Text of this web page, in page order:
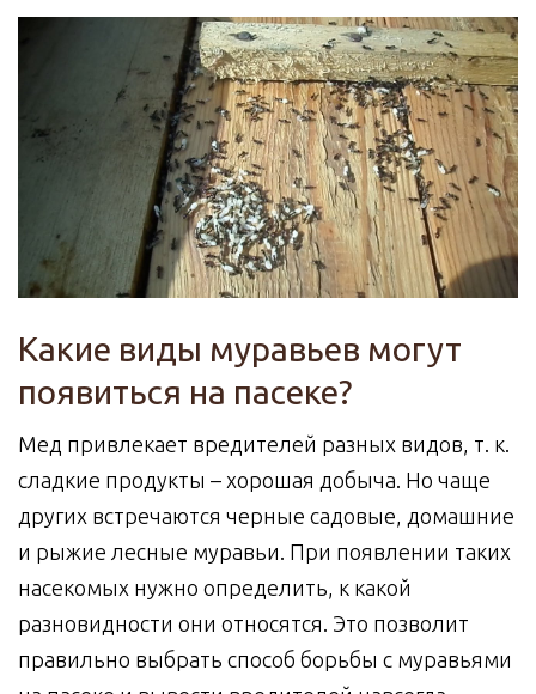
Какие виды муравьев могут
появиться на пасеке?
Мед привлекает вредителей разных видов, т. к.
сладкие продукты – хорошая добыча. Но чаще
других встречаются черные садовые, домашние
и рыжие лесные муравьи. При появлении таких
насекомых нужно определить, к какой
разновидности они относятся. Это позволит
правильно выбрать способ борьбы с муравьями